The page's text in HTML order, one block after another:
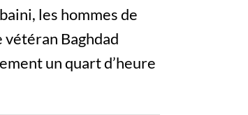
les hommes de
Baghdad
un quart d’heure